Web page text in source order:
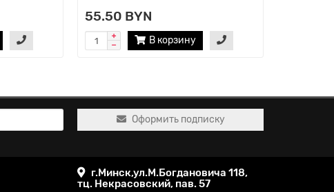
55.50 BYN
В корзину
Оформить подписку
г.Минск,ул.М.Богдановича 118,
тц. Некрасовский, пав. 57